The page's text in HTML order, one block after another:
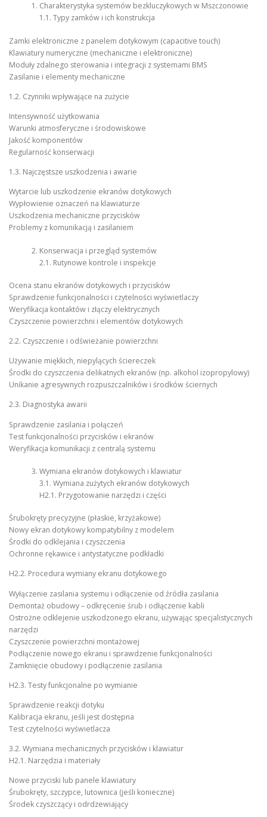
Charakterystyka systemów bezkluczykowych w Mszczonowie
1.1. Typy zamków i ich konstrukcja
Zamki elektroniczne z panelem dotykowym (capacitive touch)
Klawiatury numeryczne (mechaniczne i elektroniczne)
Moduły zdalnego sterowania i integracji z systemami BMS
Zasilanie i elementy mechaniczne
1.2. Czynniki wpływające na zużycie
Intensywność użytkowania
Warunki atmosferyczne i środowiskowe
Jakość komponentów
Regularność konserwacji
1.3. Najczęstsze uszkodzenia i awarie
Wytarcie lub uszkodzenie ekranów dotykowych
Wypłowienie oznaczeń na klawiaturze
Uszkodzenia mechaniczne przycisków
Problemy z komunikacją i zasilaniem
Konserwacja i przegląd systemów
2.1. Rutynowe kontrole i inspekcje
Ocena stanu ekranów dotykowych i przycisków
Sprawdzenie funkcjonalności i czytelności wyświetlaczy
Weryfikacja kontaktów i złączy elektrycznych
Czyszczenie powierzchni i elementów dotykowych
2.2. Czyszczenie i odświeżanie powierzchni
Używanie miękkich, niepylących ściereczek
Środki do czyszczenia delikatnych ekranów (np. alkohol izopropylowy)
Unikanie agresywnych rozpuszczalników i środków ściernych
2.3. Diagnostyka awarii
Sprawdzenie zasilania i połączeń
Test funkcjonalności przycisków i ekranów
Weryfikacja komunikacji z centralą systemu
Wymiana ekranów dotykowych i klawiatur
3.1. Wymiana zużytych ekranów dotykowych
H2.1. Przygotowanie narzędzi i części
Śrubokręty precyzyjne (płaskie, krzyżakowe)
Nowy ekran dotykowy kompatybilny z modelem
Środki do odklejania i czyszczenia
Ochronne rękawice i antystatyczne podkładki
H2.2. Procedura wymiany ekranu dotykowego
Wyłączenie zasilania systemu i odłączenie od źródła zasilania
Demontaż obudowy – odkręcenie śrub i odłączenie kabli
Ostrożne odklejenie uszkodzonego ekranu, używając specjalistycznych
narzędzi
Czyszczenie powierzchni montażowej
Podłączenie nowego ekranu i sprawdzenie funkcjonalności
Zamknięcie obudowy i podłączenie zasilania
H2.3. Testy funkcjonalne po wymianie
Sprawdzenie reakcji dotyku
Kalibracja ekranu, jeśli jest dostępna
Test czytelności wyświetlacza
3.2. Wymiana mechanicznych przycisków i klawiatur
H2.1. Narzędzia i materiały
Nowe przyciski lub panele klawiatury
Śrubokręty, szczypce, lutownica (jeśli konieczne)
Środek czyszczący i odrdzewiający